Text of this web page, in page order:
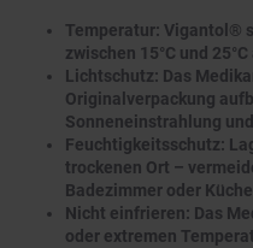
Temperatur: Vigantol®
zwischen 15°C und
Lichtschutz: Das
Originalverpackung
Sonneneinstrahlung
Feuchtigkeitsschutz:
trockenen Ort –
Badezimmer oder
Nicht einfrieren: Das
oder extremen